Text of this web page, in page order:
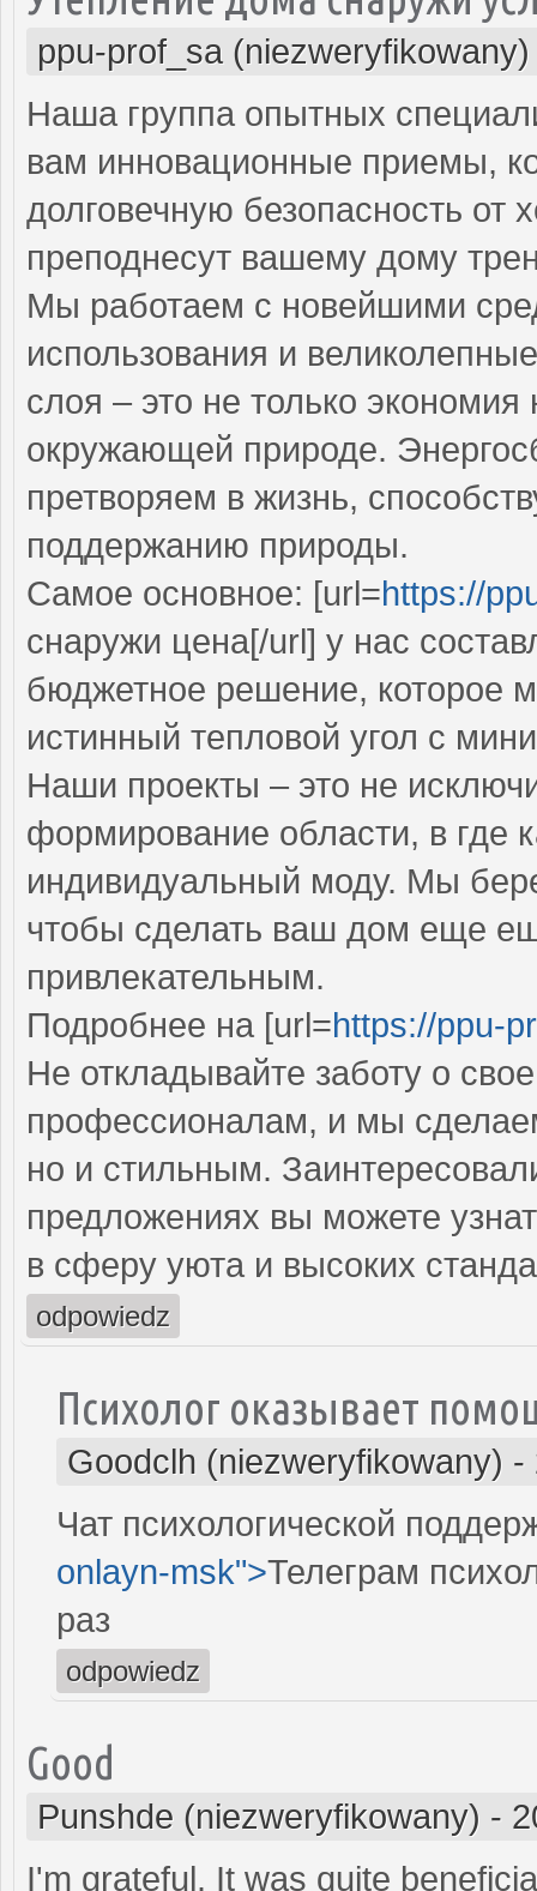
ppu-prof_sa (niezweryfikowany)
Наша группа опытных
вам инновационные приемы,
долговечную безопасность от
преподнесут вашему дому
Мы работаем с новейшими
использования и
слоя – это не только
окружающей природе.
претворяем в жизнь,
поддержанию природы.
Самое основное: [url=https://
снаружи цена[/url] у нас
бюджетное решение, которое
истинный тепловой угол с
Наши проекты – это не
формирование области, в где
индивидуальный моду. Мы
чтобы сделать ваш дом еще
привлекательным.
Подробнее на [url=https://ppu-
Не откладывайте заботу о
профессионалам, и мы
но и стильным.
предложениях вы можете
в сферу уюта и высоких
odpowiedz
Психолог оказывает
Goodclh (niezweryfikowany) -
Чат психологической
onlayn-msk">Телеграм
раз
odpowiedz
Good
Punshde (niezweryfikowany) -
I'm grateful. It was quite